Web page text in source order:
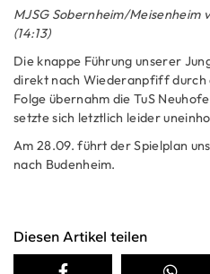
MJSG Sobernheim/Meisenheim
(14:13)
Die knappe Führung unserer
direkt nach Wiederanpfiff durch
Folge übernahm die TuS
setzte sich letztlich leider
Am 28.09. führt der Spielplan
nach Budenheim.
Diesen Artikel teilen